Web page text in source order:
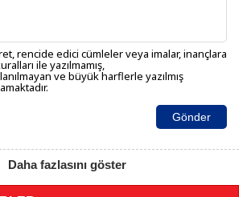
rencide edici cümleler veya imalar, inançlara
ile yazılmamış,
ve büyük harflerle yazılmış
Gönder
Daha fazlasını göster